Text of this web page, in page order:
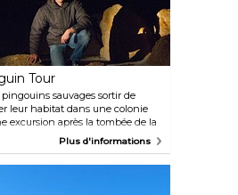
Tour
sauvages sortir de
leur habitat dans une colonie
excursion après la tombée de la
les habitants pour protéger la
cette visite vous permet de
pingouins sans perturber leur
Plus d'informations